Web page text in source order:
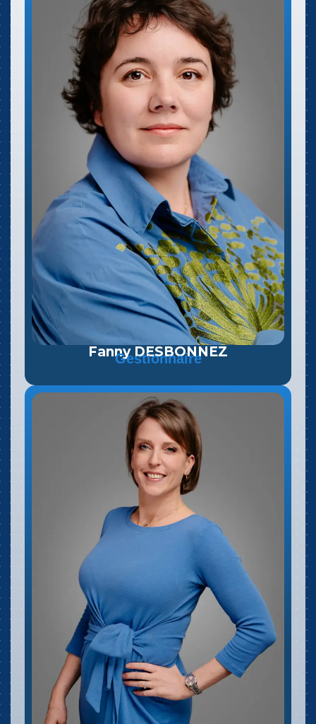
Fanny DESBONNEZ
Gestionnaire